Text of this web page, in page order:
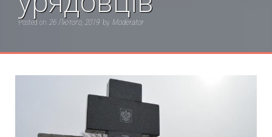
Posted on 26 Лютого, 2019 by Moderator